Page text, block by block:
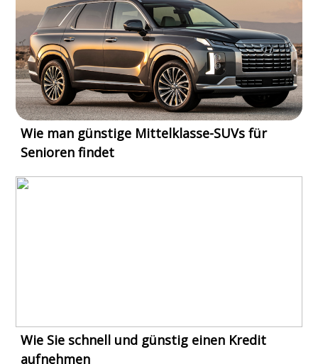
Wie man günstige Mittelklasse-SUVs für
Senioren findet
Wie Sie schnell und günstig einen Kredit
aufnehmen